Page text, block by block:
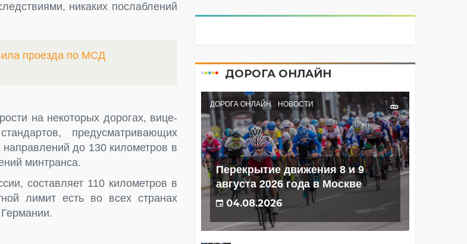
никаких послаблений
проезда по МСД
на некоторых дорогах, вице-
предусматривающих
до 130 километров в
минтранса.
составляет 110 километров в
лимит есть во всех странах
ДОРОГА ОНЛАЙН
ДОРОГА ОНЛАЙН НОВОСТИ
Перекрытие движения 8 и 9
августа 2026 года в Москве
04.08.2026